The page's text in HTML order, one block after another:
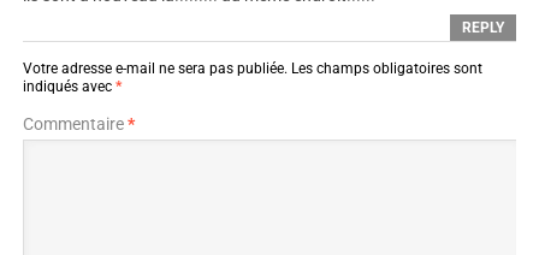
REPLY
Votre adresse e-mail ne sera pas publiée. Les champs obligatoires sont
indiqués avec *
Commentaire*